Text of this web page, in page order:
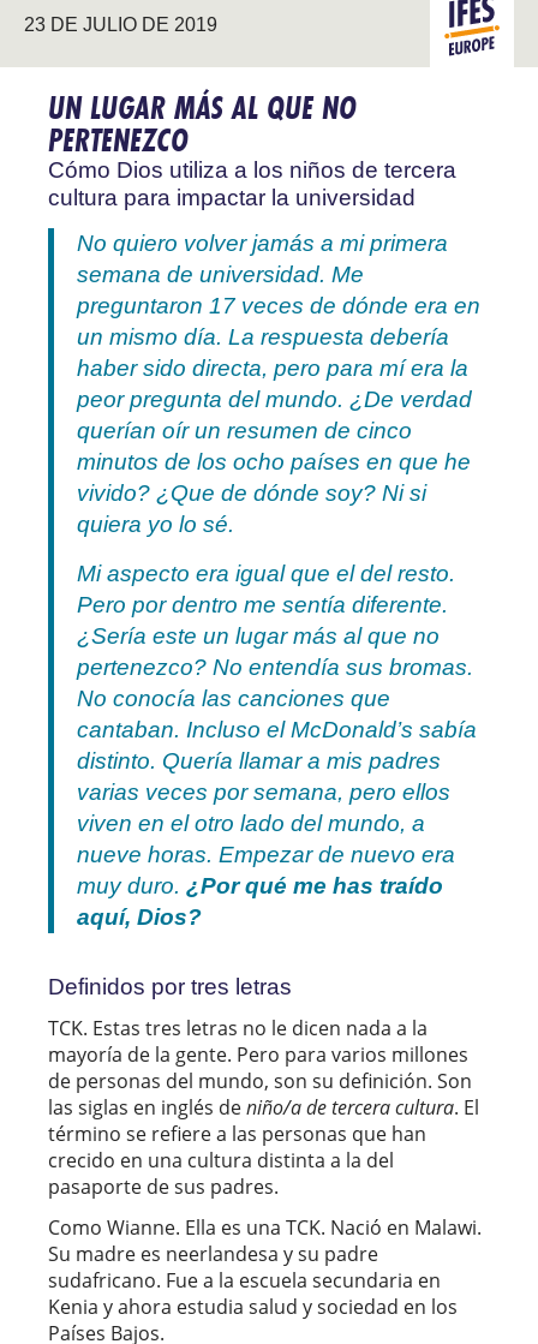
23 DE JULIO DE 2019 EUROPA
UN LUGAR MÁS AL QUE NO
PERTENEZCO
Cómo Dios utiliza a los niños de tercera
cultura para impactar la universidad
No quiero volver jamás a mi primera
semana de universidad. Me
preguntaron 17 veces de dónde era en
un mismo día. La respuesta debería
haber sido directa, pero para mí era la
peor pregunta del mundo. ¿De verdad
querían oír un resumen de cinco
minutos de los ocho países en que he
vivido? ¿Que de dónde soy? Ni si
quiera yo lo sé.
Mi aspecto era igual que el del resto.
Pero por dentro me sentía diferente.
¿Sería este un lugar más al que no
pertenezco? No entendía sus bromas.
No conocía las canciones que
cantaban. Incluso el McDonald’s sabía
distinto. Quería llamar a mis padres
varias veces por semana, pero ellos
viven en el otro lado del mundo, a
nueve horas. Empezar de nuevo era
muy duro. ¿Por qué me has traído
aquí, Dios?
Definidos por tres letras
TCK. Estas tres letras no le dicen nada a la
mayoría de la gente. Pero para varios millones
de personas del mundo, son su definición. Son
las siglas en inglés deniño/a de tercera cultura. El
término se refiere a las personas que han
crecido en una cultura distinta a la del
pasaporte de sus padres.
Como Wianne. Ella es una TCK. Nació en Malawi.
Su madre es neerlandesa y su padre
sudafricano. Fue a la escuela secundaria en
Kenia y ahora estudia salud y sociedad en los
Países Bajos.